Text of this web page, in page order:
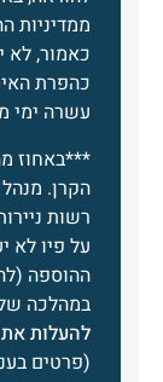
ממדיניות
כאמור,
כהפרת
עשרה ימי
***באחוז
הקרן.
רשות
על פיו לא
ההוספה
במהלכה
להעלות את
(פרטים